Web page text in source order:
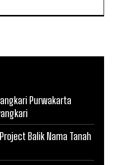
Purwakarta
Balik Nama Tanah